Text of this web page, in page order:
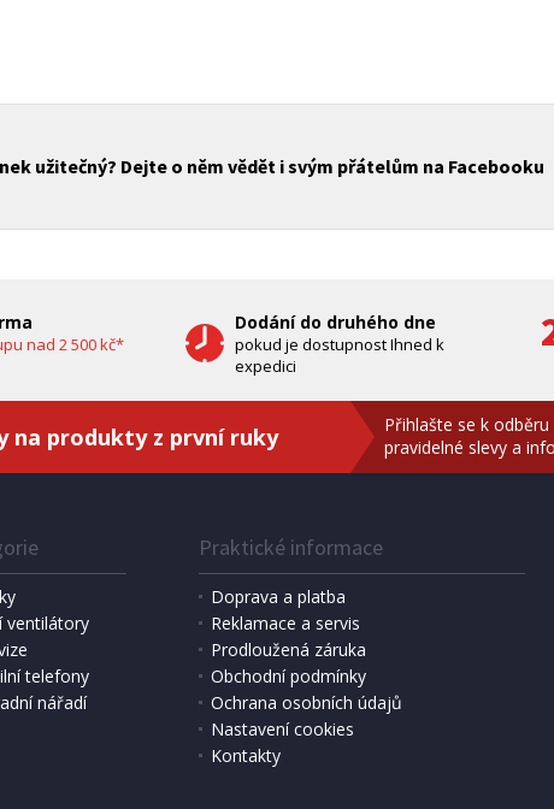
užitečný? Dejte o něm vědět i svým přátelům na Facebooku
nad 2 500 kč*
Dodání do druhého dne
pokud je dostupnost Ihned k
expedici
na produkty z první ruky
Přihlašte se k
pravidelné slevy a
ventilátory
telefony
nářadí
Praktické informace
Doprava a platba
Reklamace a servis
Prodloužená záruka
Obchodní podmínky
Ochrana osobních údajů
Nastavení cookies
Kontakty